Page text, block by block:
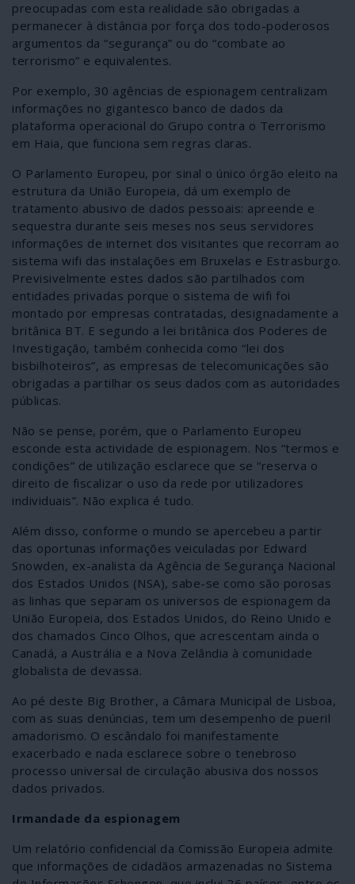
preocupadas com esta realidade são obrigadas a
permanecer à distância por força dos todo-poderosos
argumentos da “segurança” ou do “combate ao
terrorismo” e equivalentes.
Por exemplo, 30 agências de espionagem centralizam
informações no gigantesco banco de dados da
plataforma operacional do Grupo contra o Terrorismo
em Haia, que funciona sem regras claras.
O Parlamento Europeu, por sinal o único órgão eleito na
estrutura da União Europeia, dá um exemplo de
tratamento abusivo de dados pessoais: apreende e
sequestra durante seis meses nos seus servidores
informações de internet dos visitantes que recorram ao
sistema wifi das instalações em Bruxelas e Estrasburgo.
Previsivelmente estes dados são partilhados com
entidades privadas porque o sistema de wifi foi
montado por empresas contratadas, designadamente a
britânica BT. E segundo a lei britânica dos Poderes de
Investigação, também conhecida como “lei dos
bisbilhoteiros”, as empresas de telecomunicações são
obrigadas a partilhar os seus dados com as autoridades
públicas.
Não se pense, porém, que o Parlamento Europeu
esconde esta actividade de espionagem. Nos “termos e
condições” de utilização esclarece que se “reserva o
direito de fiscalizar o uso da rede por utilizadores
individuais”. Não explica é tudo.
Além disso, conforme o mundo se apercebeu a partir
das oportunas informações veiculadas por Edward
Snowden, ex-analista da Agência de Segurança Nacional
dos Estados Unidos (NSA), sabe-se como são porosas
as linhas que separam os universos de espionagem da
União Europeia, dos Estados Unidos, do Reino Unido e
dos chamados Cinco Olhos, que acrescentam ainda o
Canadá, a Austrália e a Nova Zelândia à comunidade
globalista de devassa.
Ao pé deste Big Brother, a Câmara Municipal de Lisboa,
com as suas denúncias, tem um desempenho de pueril
amadorismo. O escândalo foi manifestamente
exacerbado e nada esclarece sobre o tenebroso
processo universal de circulação abusiva dos nossos
dados privados.
Irmandade da espionagem
Um relatório confidencial da Comissão Europeia admite
que informações de cidadãos armazenadas no Sistema